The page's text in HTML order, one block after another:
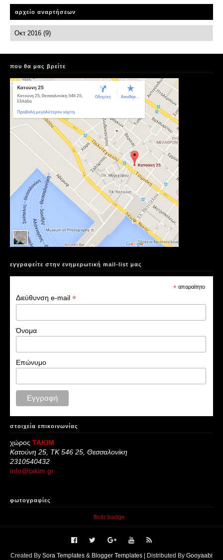
αρχείο αναρτήσεων
που θα μας βρείτε
εγγραφείτε στην ενημερωτική mail-list μας
* απαραίτητο
Διεύθυνση e-mail*
Όνομα
Επώνυμο
στοιχεία επικοινωνίας
χώρος ΤΑΚΙΜ
Κατούνη 25, ΤΚ 546 25, Θεσσαλονίκη
2310540432
info@takim.gr
φωτογραφίες
flickr badge
Created By Sora Templates & Blogger Templates | Distributed By Gooyaabi